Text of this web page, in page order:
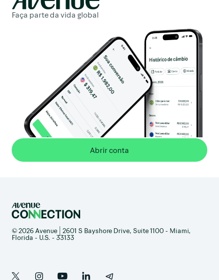
Faça parte da vida global
Abrir conta
© 2026 Avenue | 2601 S Bayshore Drive, Suite 1100 - Miami,
Florida - U.S. - 33133